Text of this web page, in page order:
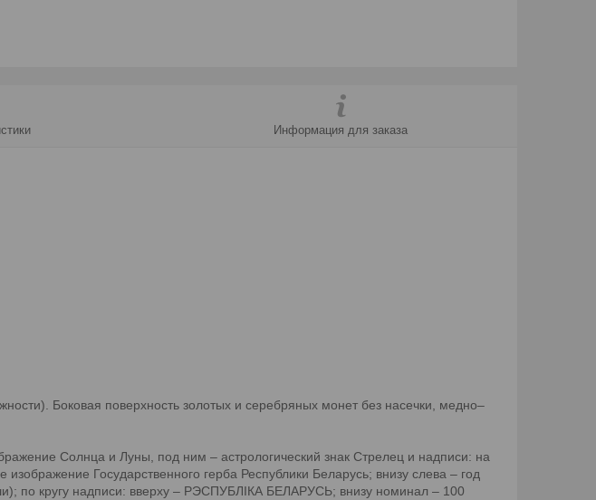
Информация для заказа
Боковая поверхность золотых и серебряных монет без насечки, медно–
Солнца и Луны, под ним – астрологический знак Стрелец и надписи: на
Государственного герба Республики Беларусь; внизу слева – год
по кругу надписи: вверху – РЭСПУБЛІКА БЕЛАРУСЬ; внизу номинал – 100